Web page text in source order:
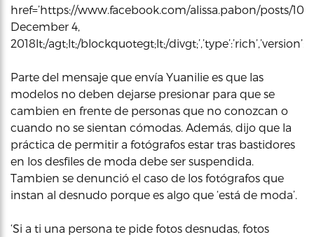
href=’https://www.facebook.com/alissa.pabon/posts/
December 4,
2018lt;/agt;lt;/blockquotegt;lt;/
Parte del mensaje que envía Yuanilie es que las
modelos no deben dejarse presionar para que se
cambien en frente de personas que no conozcan o
cuando no se sientan cómodas. Además, dijo que la
práctica de permitir a fotógrafos estar tras bastidores
en los desfiles de moda debe ser suspendida.
Tambien se denunció el caso de los fotógrafos que
instan al desnudo porque es algo que ‘está de moda’.
‘Si a ti una persona te pide fotos desnudas, fotos